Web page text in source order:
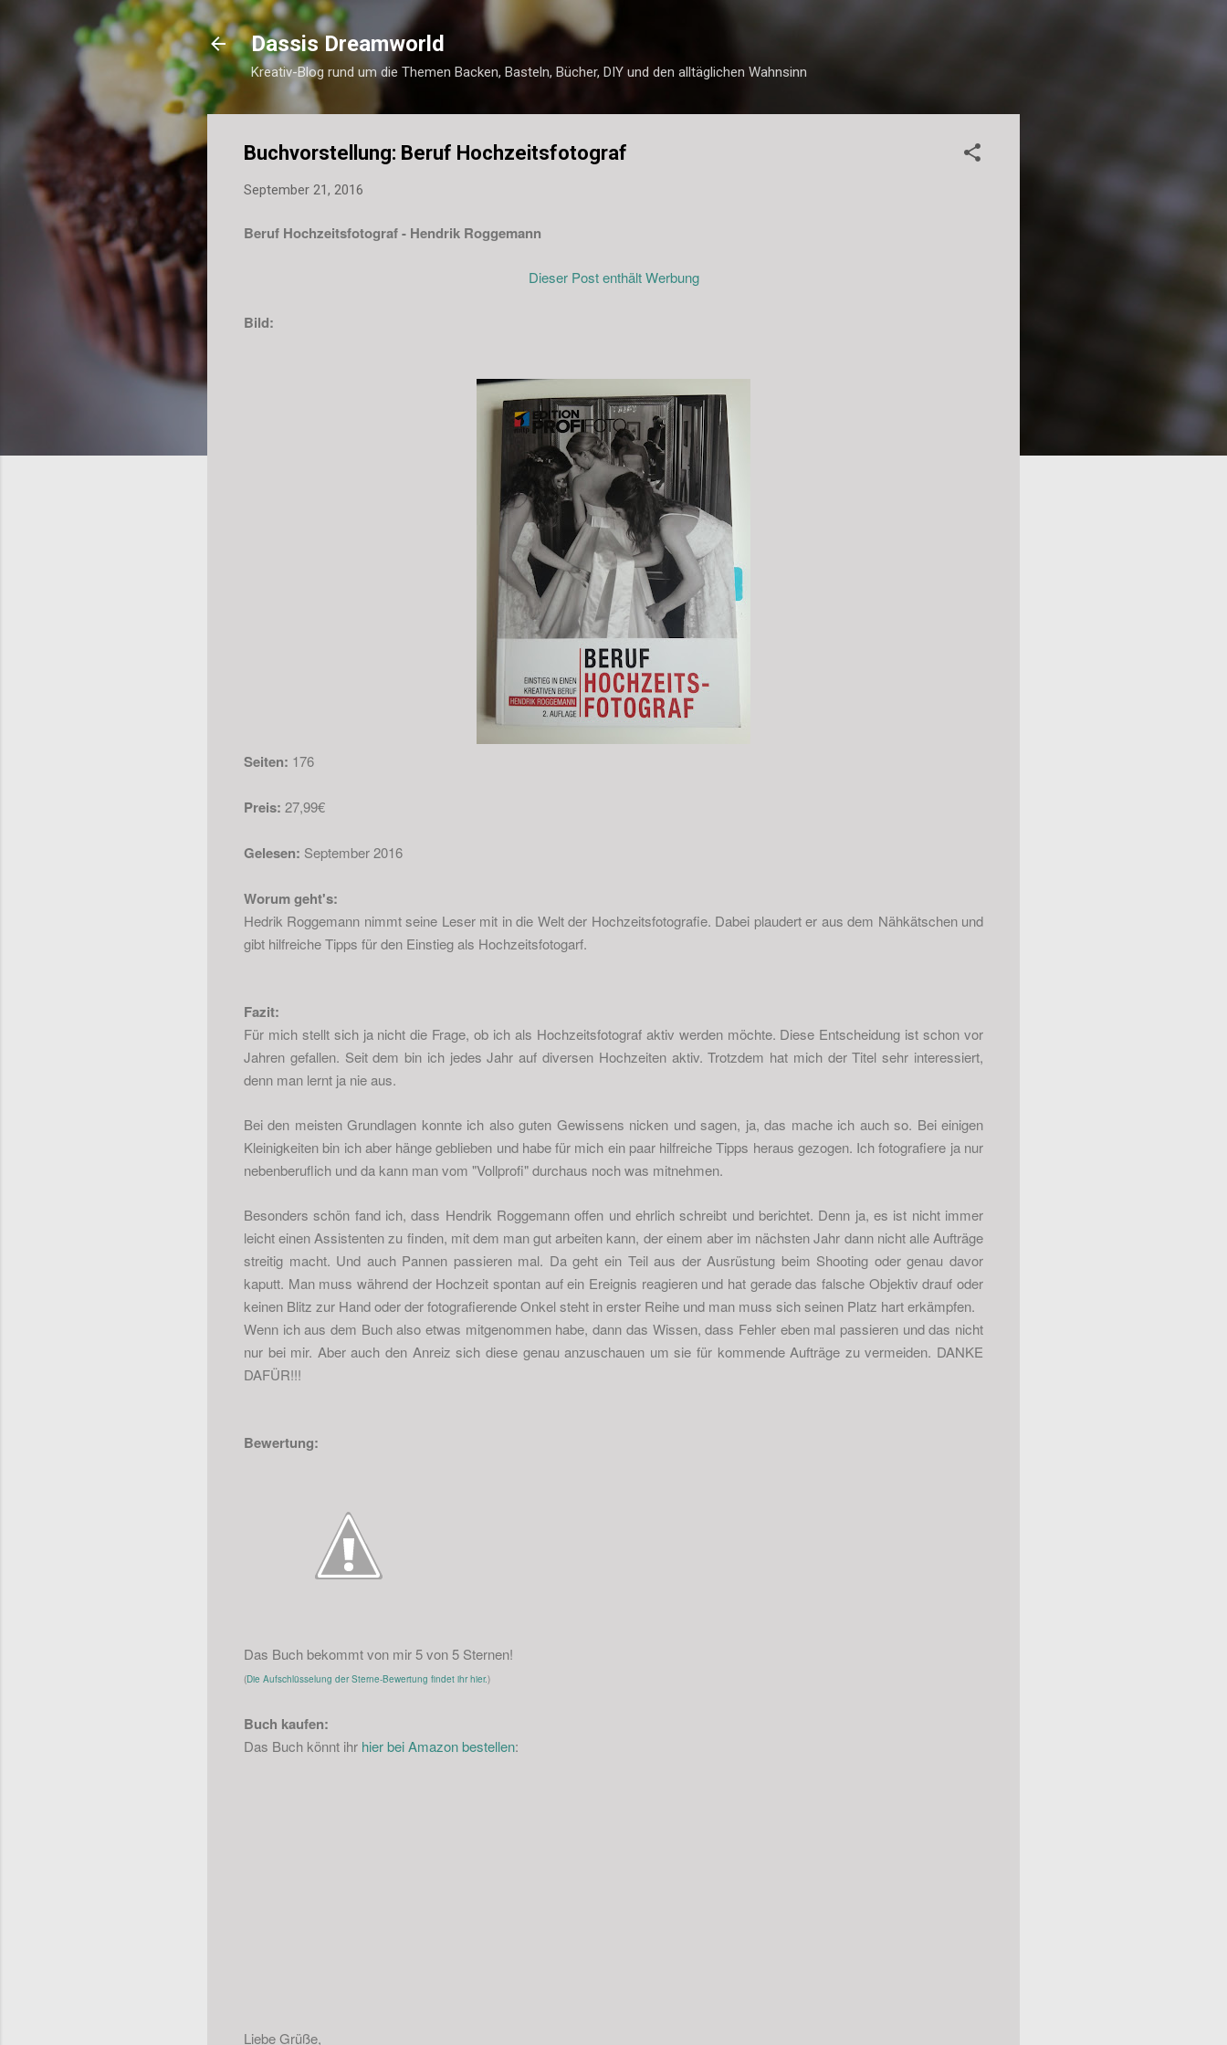
Direkt zum Hauptbereich
Dassis Dreamworld
Kreativ-Blog rund um die Themen Backen, Basteln, Bücher, DIY und den alltäglichen Wahnsinn
Buchvorstellung: Beruf Hochzeitsfotograf
September 21, 2016
Beruf Hochzeitsfotograf - Hendrik Roggemann
Dieser Post enthält Werbung
Bild:
Seiten: 176
Preis: 27,99€
Gelesen: September 2016
Worum geht's:
Hedrik Roggemann nimmt seine Leser mit in die Welt der Hochzeitsfotografie. Dabei plaudert er aus dem Nähkätschen und
gibt hilfreiche Tipps für den Einstieg als Hochzeitsfotogarf.
Fazit:
Für mich stellt sich ja nicht die Frage, ob ich als Hochzeitsfotograf aktiv werden möchte. Diese Entscheidung ist schon vor
Jahren gefallen. Seit dem bin ich jedes Jahr auf diversen Hochzeiten aktiv. Trotzdem hat mich der Titel sehr interessiert,
denn man lernt ja nie aus.
Bei den meisten Grundlagen konnte ich also guten Gewissens nicken und sagen, ja, das mache ich auch so. Bei einigen
Kleinigkeiten bin ich aber hänge geblieben und habe für mich ein paar hilfreiche Tipps heraus gezogen. Ich fotografiere ja nur
nebenberuflich und da kann man vom "Vollprofi" durchaus noch was mitnehmen.
Besonders schön fand ich, dass Hendrik Roggemann offen und ehrlich schreibt und berichtet. Denn ja, es ist nicht immer
leicht einen Assistenten zu finden, mit dem man gut arbeiten kann, der einem aber im nächsten Jahr dann nicht alle Aufträge
streitig macht. Und auch Pannen passieren mal. Da geht ein Teil aus der Ausrüstung beim Shooting oder genau davor
kaputt. Man muss während der Hochzeit spontan auf ein Ereignis reagieren und hat gerade das falsche Objektiv drauf oder
keinen Blitz zur Hand oder der fotografierende Onkel steht in erster Reihe und man muss sich seinen Platz hart erkämpfen.
Wenn ich aus dem Buch also etwas mitgenommen habe, dann das Wissen, dass Fehler eben mal passieren und das nicht
nur bei mir. Aber auch den Anreiz sich diese genau anzuschauen um sie für kommende Aufträge zu vermeiden. DANKE
DAFÜR!!!
Bewertung:
Das Buch bekommt von mir5von 5 Sternen!
(Die Aufschlüsselung der Sterne-Bewertung findet ihr hier.)
Buch kaufen:
Das Buch könnt ihr hier bei Amazon bestellen:
Liebe Grüße,